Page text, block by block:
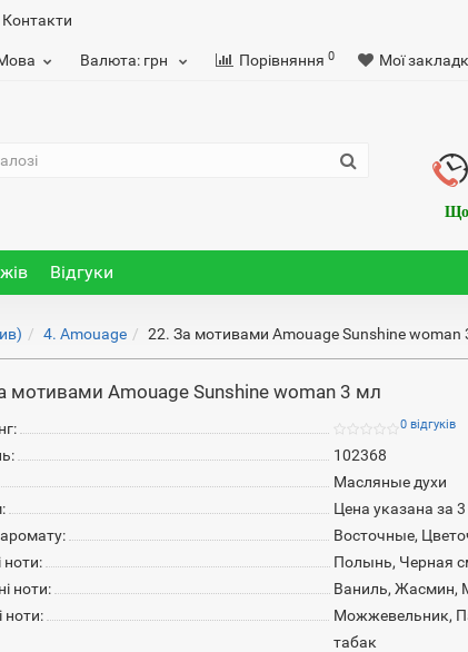
Контакти
Валюта: грн Порівняння 0 Мої
Відгуки
4. Amouage 22. За мотивами Amouage Sunshine woman
мотивами Amouage Sunshine woman 3 мл
0 відгуків
102368
Масляные духи
Цена указана за
Восточные,
ноти:
Полынь, Черная
ноти:
Ваниль, Жасмин,
ноти:
Можжевельник,
табак